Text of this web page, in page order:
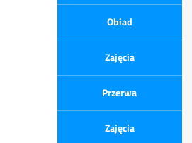
Obiad
Zajęcia
Przerwa
Zajęcia